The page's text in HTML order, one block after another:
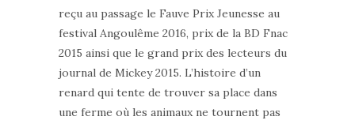
reçu au passage le Fauve Prix Jeunesse au
festival Angoulême 2016, prix de la BD Fnac
2015 ainsi que le grand prix des lecteurs du
journal de Mickey 2015. L’histoire d’un
renard qui tente de trouver sa place dans
une ferme où les animaux ne tournent pas